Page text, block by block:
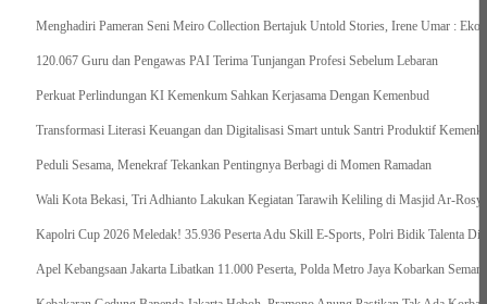
Menghadiri Pameran Seni Meiro Collection Bertajuk Untold Stories, Irene Umar :
120.067 Guru dan Pengawas PAI Terima Tunjangan Profesi Sebelum Lebaran
Perkuat Perlindungan KI Kemenkum Sahkan Kerjasama Dengan Kemenbud
Transformasi Literasi Keuangan dan Digitalisasi Smart untuk Santri Produktif
Peduli Sesama, Menekraf Tekankan Pentingnya Berbagi di Momen Ramadan
Wali Kota Bekasi, Tri Adhianto Lakukan Kegiatan Tarawih Keliling di Masjid Ar-
Kapolri Cup 2026 Meledak! 35.936 Peserta Adu Skill E-Sports, Polri Bidik Talenta
Apel Kebangsaan Jakarta Libatkan 11.000 Peserta, Polda Metro Jaya Kobarkan